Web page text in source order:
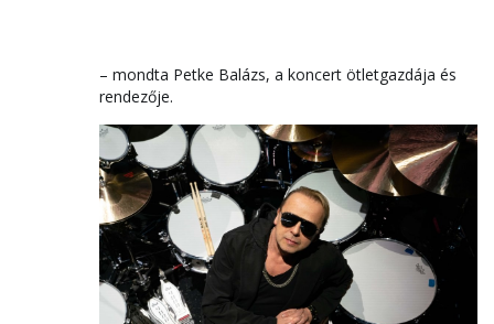
– mondta Petke Balázs, a koncert ötletgazdája és
rendezője.